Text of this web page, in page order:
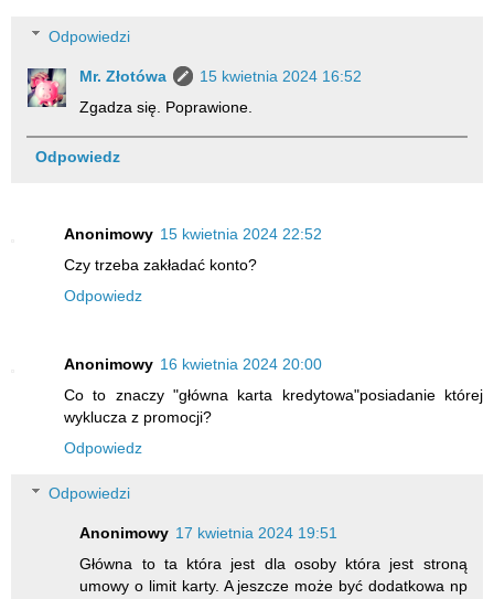
Odpowiedzi
Mr. Złotówa
15 kwietnia 2024 16:52
Zgadza się. Poprawione.
Odpowiedz
Anonimowy 15 kwietnia 2024 22:52
Czy trzeba zakładać konto?
Odpowiedz
Anonimowy 16 kwietnia 2024 20:00
Co to znaczy "główna karta kredytowa"posiadanie której
wyklucza z promocji?
Odpowiedz
Odpowiedzi
Anonimowy 17 kwietnia 2024 19:51
Główna to ta która jest dla osoby która jest stroną
umowy o limit karty. A jeszcze może być dodatkowa np